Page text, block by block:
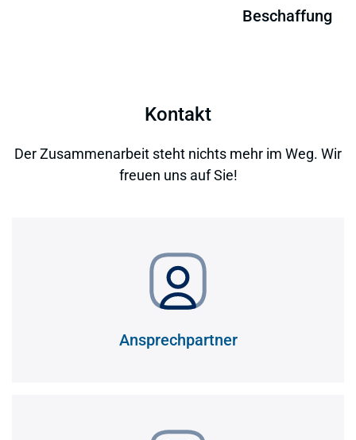
Kontakt
Der Zusammenarbeit steht nichts mehr im Weg. Wir
freuen uns auf Sie!
Ansprechpartner